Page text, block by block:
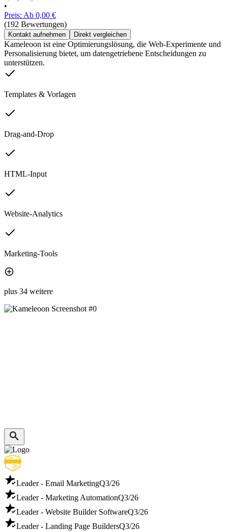
•
Preis: Ab 0,00 €
(192 Bewertungen)
Kontakt aufnehmen Direkt vergleichen
Kameleoon ist eine Optimierungslösung, die Web-Experimente und
Personalisierung bietet, um datengetriebene Entscheidungen zu
unterstützen.
Templates & Vorlagen
Drag-and-Drop
HTML-Input
Website-Analytics
Marketing-Tools
plus 34 weitere
Leader - Email MarketingQ3/26
Leader - Marketing AutomationQ3/26
Leader - Website Builder SoftwareQ3/26
Leader - Landing Page BuildersQ3/26